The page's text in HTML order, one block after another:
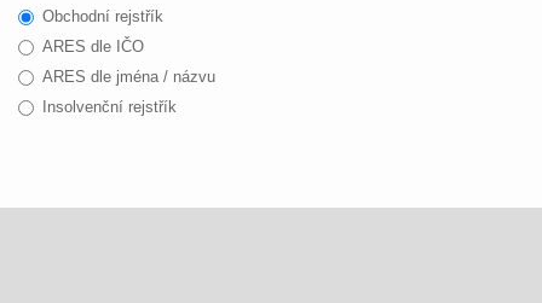
Obchodní rejstřík
ARES dle IČO
ARES dle jména / názvu
Insolvenční rejstřík